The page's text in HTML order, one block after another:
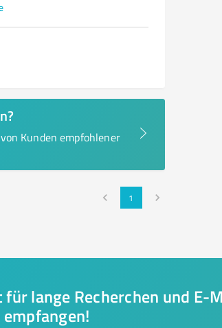
Kunden empfohlener
1
für lange Recherchen und E-